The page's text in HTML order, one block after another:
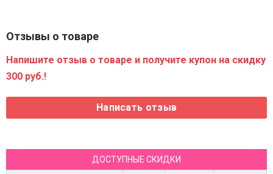
Отзывы о товаре
Напишите отзыв о товаре и получите купон на скидку
300 руб.!
ДОСТУПНЫЕ СКИДКИ